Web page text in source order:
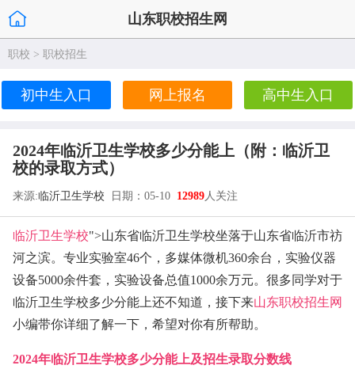
山东职校招生网
职校 > 职校招生
初中生入口 网上报名 高中生入口
2024年临沂卫生学校多少分能上（附：临沂卫
校的录取方式）
来源:临沂卫生学校 日期：05-10 12989人关注
临沂卫生学校">山东省临沂卫生学校坐落于山东省临沂市祊
河之滨。专业实验室46个，多媒体微机360余台，实验仪器
设备5000余件套，实验设备总值1000余万元。很多同学对于
临沂卫生学校多少分能上还不知道，接下来山东职校招生网
小编带你详细了解一下，希望对你有所帮助。
2024年临沂卫生学校多少分能上及招生录取分数线